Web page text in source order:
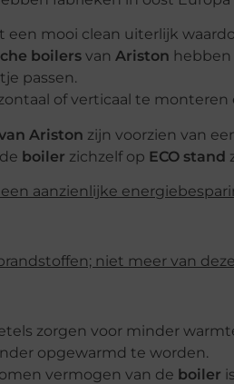
een mooi clean uiterlijk
boilers van Ariston
passen.
of verticaal te monteren
Ariston zijn voorzien van
boiler zichzelf op ECO stand
een aanzienlijke
zorgen voor minder
opgewarmd te worden.
vermogen van de boiler